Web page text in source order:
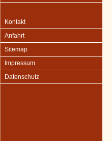
Kontakt
Anfahrt
Sitemap
Impressum
Datenschutz